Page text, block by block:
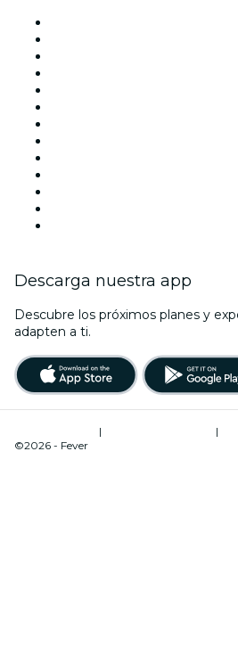
Descarga nuestra app
Descubre los próximos planes y
adapten a ti.
| |
©2026 - Fever